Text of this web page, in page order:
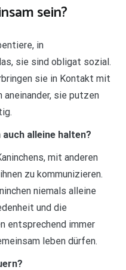
sein?
in
sie sind obligat sozial.
sie in Kontakt mit
sie putzen
alleine halten?
mit anderen
zu kommunizieren.
niemals alleine
und die
entsprechend immer
leben dürfen.